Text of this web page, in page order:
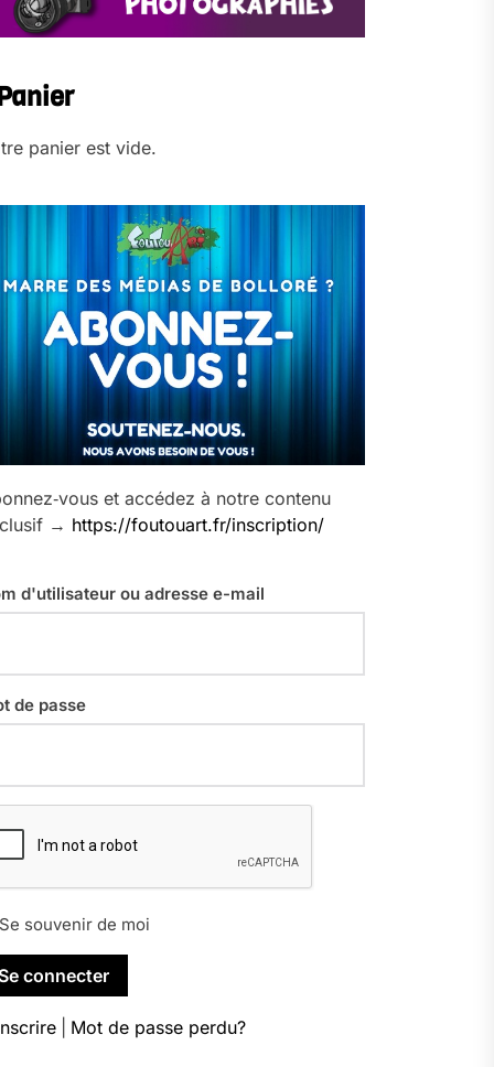
panier est vide.
et accédez à notre contenu
→ https://foutouart.fr/inscription/
d'utilisateur ou adresse e-mail
de passe
souvenir de moi
Mot de passe perdu?